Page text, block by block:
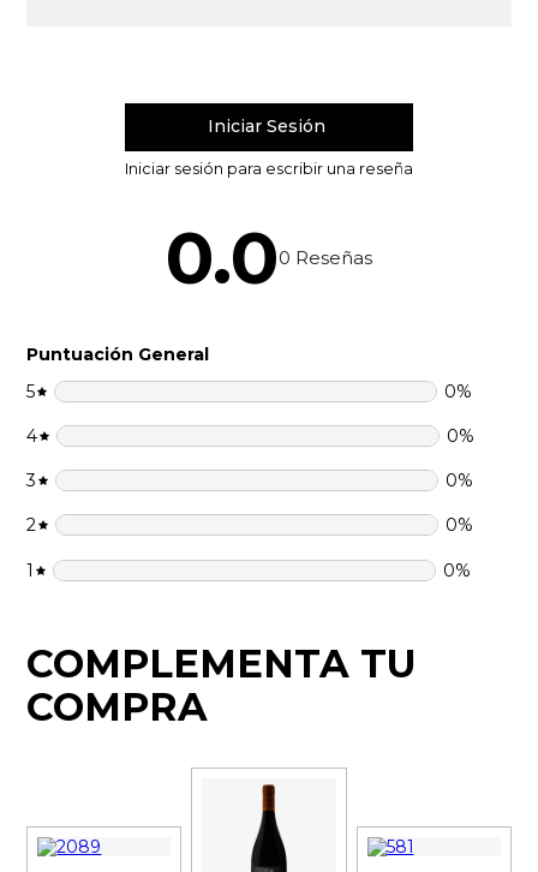
0.00 Reseñas
Puntuación General
5
0%
4 0%
3 0%
2 0%
1 0%
COMPLEMENTA TU
COMPRA